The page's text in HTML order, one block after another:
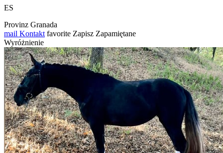
ES
Provinz Granada
mail Kontakt favorite Zapisz Zapamiętane
Wyróżnienie